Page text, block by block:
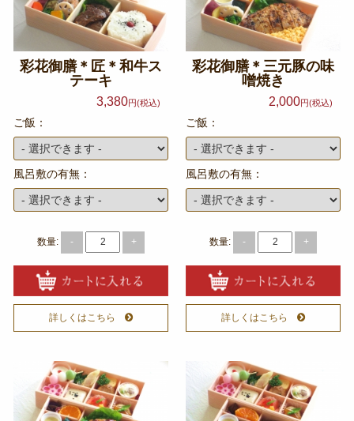
彩花御膳＊匠＊和牛ス
テーキ
3,380円(税込)
ご飯：
風呂敷の有無：
数量: - +
詳しくはこちら
彩花御膳＊三元豚の味
噌焼き
2,000円(税込)
ご飯：
風呂敷の有無：
数量: - +
詳しくはこちら